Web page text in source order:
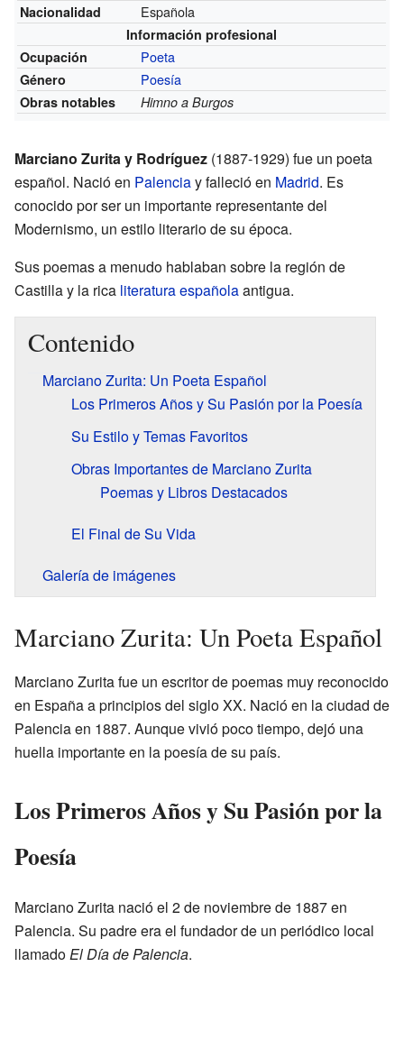
Nacionalidad Española
Información profesional
Ocupación
Poeta
Género Poesía
Obras notables Himno a Burgos
Marciano Zurita y Rodríguez (1887-1929) fue un poeta
español. Nació en Palenciay falleció en Madrid. Es
conocido por ser un importante representante del
Modernismo, un estilo literario de su época.
Sus poemas a menudo hablaban sobre la región de
Castilla y la rica literatura españolaantigua.
Contenido
Marciano Zurita: Un Poeta Español
Los Primeros Años y Su Pasión por la Poesía
Su Estilo y Temas Favoritos
Obras Importantes de Marciano Zurita
Poemas y Libros Destacados
El Final de Su Vida
Galería de imágenes
Marciano Zurita: Un Poeta Español
Marciano Zurita fue un escritor de poemas muy reconocido
en España a principios del siglo XX. Nació en la ciudad de
Palencia en 1887. Aunque vivió poco tiempo, dejó una
huella importante en la poesía de su país.
Los Primeros Años y Su Pasión por la
Poesía
Marciano Zurita nació el 2 de noviembre de 1887 en
Palencia. Su padre era el fundador de un periódico local
llamadoEl Día de Palencia.